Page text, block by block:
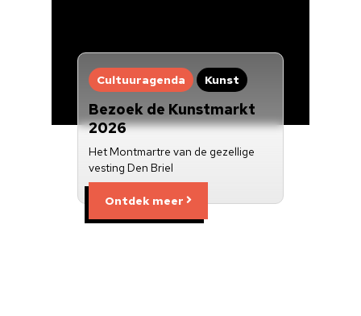
Cultuuragenda Kunst
Bezoek de Kunstmarkt
2026
Het Montmartre van de gezellige
vesting Den Briel
Ontdek meer